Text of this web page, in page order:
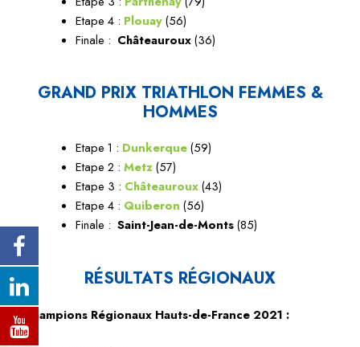
Etape 4 : Plouay(56)
Finale : Châteauroux(36)
GRAND PRIX TRIATHLON FEMMES &
HOMMES
Etape 1 : Dunkerque(59)
Etape 2 : Metz(57)
Etape 3 : Châteauroux(43)
Etape 4 : Quiberon (56)
Finale : Saint-Jean-de-Monts(85)
RÉSULTATS RÉGIONAUX
Champions Régionaux Hauts-de-France 2021 :